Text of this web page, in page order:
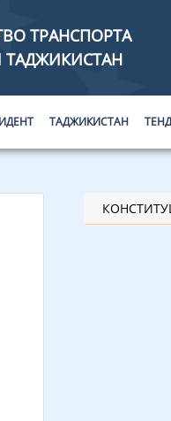
ТРАНСПОРТА
ТАДЖИКИСТАН
ТАДЖИКИСТАН